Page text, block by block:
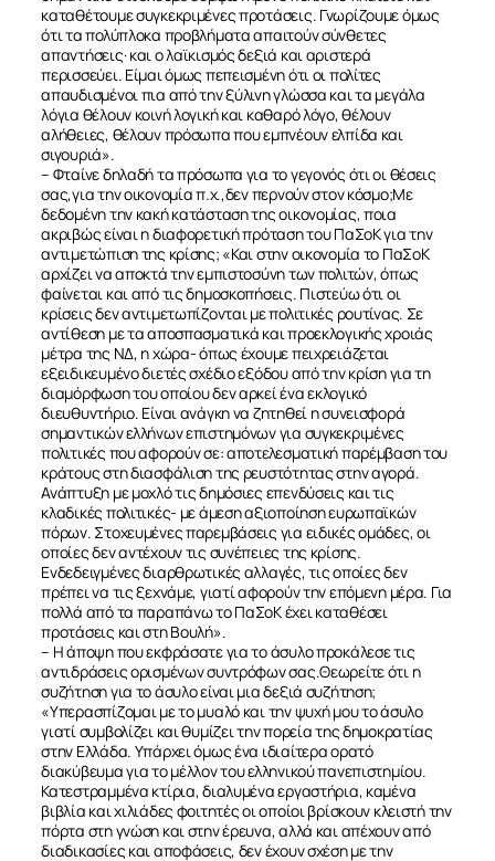
ΣΧΕΤΙΚΑ
καταθέτουμε συγκεκριμένες προτάσεις. Γνωρίζουμε όμως
ότι τα πολύπλοκα προβλήματα απαιτούν σύνθετες
απαντήσεις· και ο λαϊκισμός δεξιά και αριστερά
περισσεύει. Είμαι όμως πεπεισμένη ότι οι πολίτες
απαυδισμένοι πια από την ξύλινη γλώσσα και τα μεγάλα
λόγια θέλουν κοινή λογική και καθαρό λόγο, θέλουν
αλήθειες, θέλουν πρόσωπα που εμπνέουν ελπίδα και
σιγουριά».
– Φταίνε δηλαδή τα πρόσωπα για το γεγονός ότι οι θέσεις
σας,για την οικονομία π.χ.,δεν περνούν στον κόσμο;Με
δεδομένη την κακή κατάσταση της οικονομίας, ποια
ακριβώς είναι η διαφορετική πρόταση του ΠαΣοΚ για την
αντιμετώπιση της κρίσης; «Και στην οικονομία το ΠαΣοΚ
αρχίζει να αποκτά την εμπιστοσύνη των πολιτών, όπως
φαίνεται και από τις δημοσκοπήσεις. Πιστεύω ότι οι
κρίσεις δεν αντιμετωπίζονται με πολιτικές ρουτίνας. Σε
αντίθεση με τα αποσπασματικά και προεκλογικής χροιάς
μέτρα της ΝΔ, η χώρα- όπως έχουμε πειχρειάζεται
εξειδικευμένο διετές σχέδιο εξόδου από την κρίση για τη
διαμόρφωση του οποίου δεν αρκεί ένα εκλογικό
διευθυντήριο. Είναι ανάγκη να ζητηθεί η συνεισφορά
σημαντικών ελλήνων επιστημόνων για συγκεκριμένες
πολιτικές που αφορούν σε: αποτελεσματική παρέμβαση του
κράτους στη διασφάλιση της ρευστότητας στην αγορά.
Ανάπτυξη με μοχλό τις δημόσιες επενδύσεις και τις
κλαδικές πολιτικές- με άμεση αξιοποίηση ευρωπαϊκών
πόρων. Στοχευμένες παρεμβάσεις για ειδικές ομάδες, οι
οποίες δεν αντέχουν τις συνέπειες της κρίσης.
Ενδεδειγμένες διαρθρωτικές αλλαγές, τις οποίες δεν
πρέπει να τις ξεχνάμε, γιατί αφορούν την επόμενη μέρα. Για
πολλά από τα παραπάνω το ΠαΣοΚ έχει καταθέσει
προτάσεις και στη Βουλή».
– Η άποψη που εκφράσατε για το άσυλο προκάλεσε τις
αντιδράσεις ορισμένων συντρόφων σας.Θεωρείτε ότι η
συζήτηση για το άσυλο είναι μια δεξιά συζήτηση;
«Υπερασπίζομαι με το μυαλό και την ψυχή μου το άσυλο
γιατί συμβολίζει και θυμίζει την πορεία της δημοκρατίας
στην Ελλάδα. Υπάρχει όμως ένα ιδιαίτερα ορατό
διακύβευμα για το μέλλον του ελληνικού πανεπιστημίου.
Κατεστραμμένα κτίρια, διαλυμένα εργαστήρια, καμένα
βιβλία και χιλιάδες φοιτητές οι οποίοι βρίσκουν κλειστή την
πόρτα στη γνώση και στην έρευνα, αλλά και απέχουν από
διαδικασίες και αποφάσεις, δεν έχουν σχέση με την